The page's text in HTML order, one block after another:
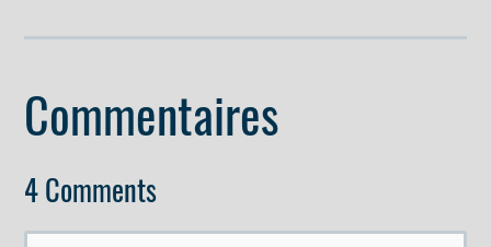
Commentaires
4 Comments